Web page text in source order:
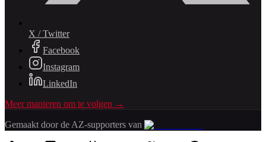
X / Twitter
Facebook
Instagram
LinkedIn
Meer manieren om te volgen →
Gemaakt door de AZ-supporters van